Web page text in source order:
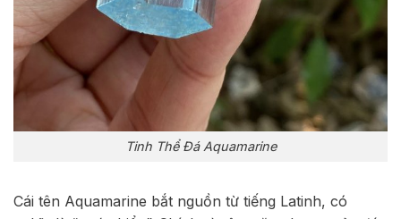
Tinh Thể Đá Aquamarine
Cái tên Aquamarine bắt nguồn từ tiếng Latinh, có